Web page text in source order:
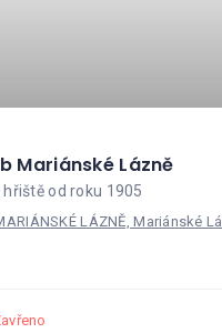
Mariánské Lázně
od roku 1905
LÁZNĚ, Mariánské